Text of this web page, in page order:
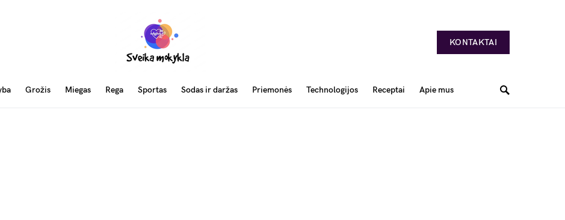
KONTAKTAI
Grožis Miegas Rega Sportas Sodas ir daržas Priemonės Technologijos Receptai Apie mus